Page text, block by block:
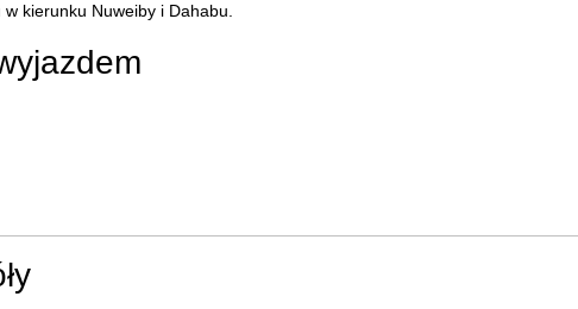
kierunku Nuweiby i Dahabu.